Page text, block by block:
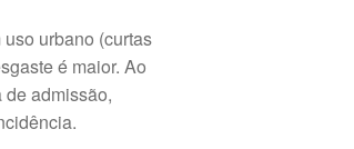
urbano (curtas
é maior. Ao
admissão,